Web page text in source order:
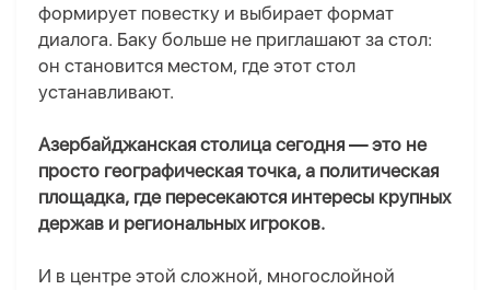
формирует повестку и выбирает формат
диалога. Баку больше не приглашают за стол:
он становится местом, где этот стол
устанавливают.
Азербайджанская столица сегодня — это не
просто географическая точка, а политическая
площадка, где пересекаются интересы крупных
держав и региональных игроков.
И в центре этой сложной, многослойной